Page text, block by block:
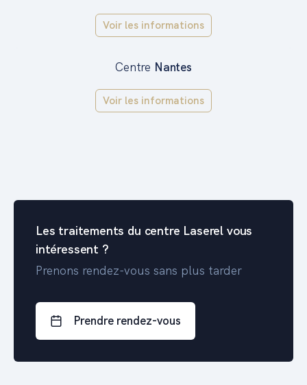
Voir les informations
Centre Nantes
Voir les informations
Les traitements du centre Laserel vous
intéressent ?
Prenons rendez-vous sans plus tarder
Prendre rendez-vous